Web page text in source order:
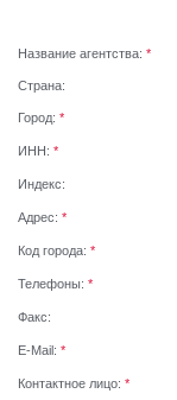
Название агентства: *
Страна:
Город: *
ИНН: *
Индекс:
Адрес: *
Код города: *
Телефоны: *
Факс:
E-Mail: *
Контактное лицо: *